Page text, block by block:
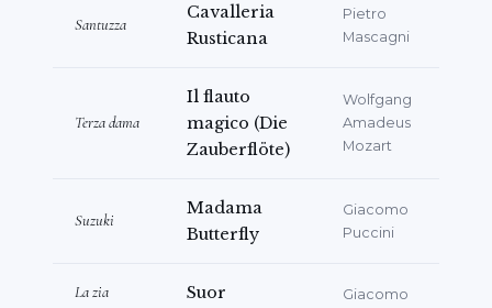
をカタルーニャ全土の劇場で上演している。また
メノルカ島でのOnofre Janer追悼オペラ・ガ
Santuzza
Cavalleria
Rusticana
Pietro
Mascagni
Terza dama
Il flauto
magico (Die
Zauberflöte)
Wolfgang
Amadeus
Mozart
Suzuki
Madama
Butterfly
Giacomo
Puccini
La zia
Suor
Giacomo